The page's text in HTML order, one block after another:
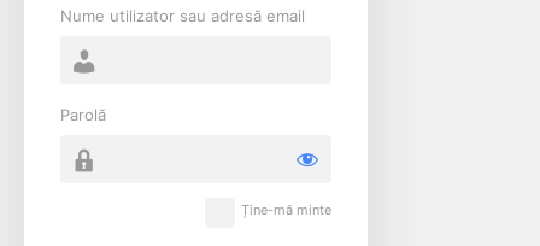
Nume utilizator sau adresă email
Parolă
Ține-mă minte